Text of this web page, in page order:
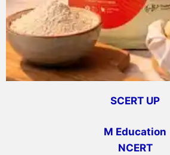
SCERT UP
M Education
NCERT